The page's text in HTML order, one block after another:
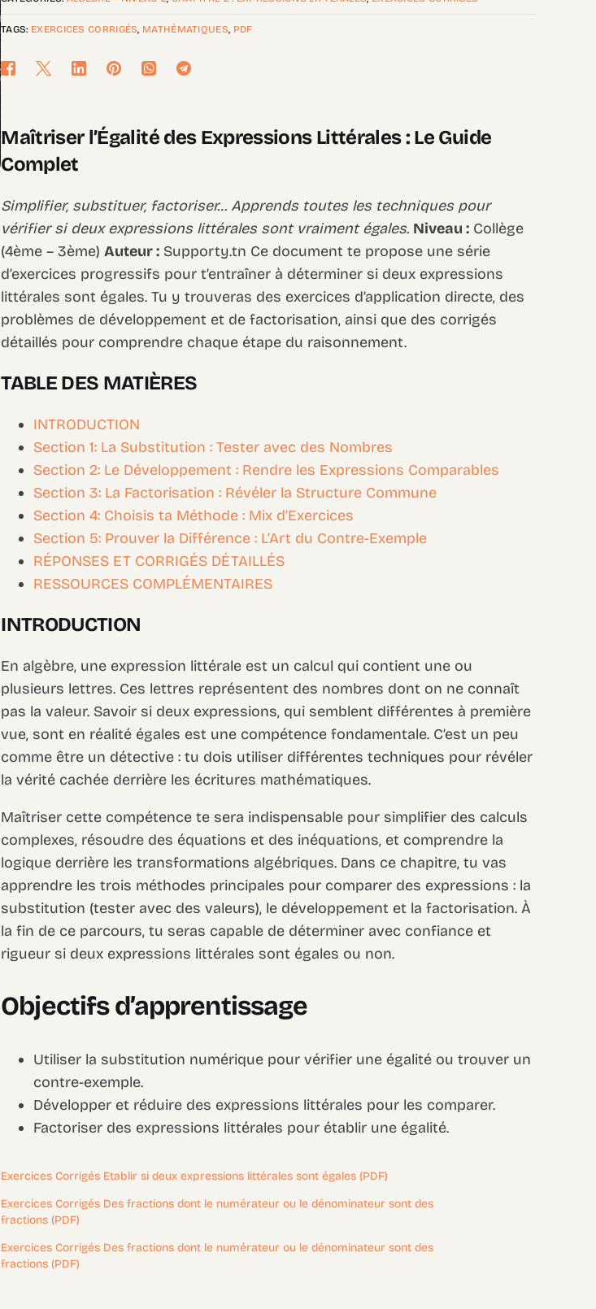
TAGS: EXERCICES CORRIGÉS MATHÉMATIQUES PDF
Maîtriser l’Égalité des Expressions Littérales : Le Guide
Complet
Simplifier, substituer, factoriser… Apprends toutes les techniques pour
vérifier si deux expressions littérales sont vraiment égales. Niveau : Collège
(4ème – 3ème)Auteur : Supporty.tn Ce document te propose une série
d’exercices progressifs pour t’entraîner à déterminer si deux expressions
littérales sont égales. Tu y trouveras des exercices d’application directe, des
problèmes de développement et de factorisation, ainsi que des corrigés
détaillés pour comprendre chaque étape du raisonnement.
TABLE DES MATIÈRES
INTRODUCTION
Section 1: La Substitution : Tester avec des Nombres
Section 2: Le Développement : Rendre les Expressions Comparables
Section 3: La Factorisation : Révéler la Structure Commune
Section 4: Choisis ta Méthode : Mix d’Exercices
Section 5: Prouver la Différence : L’Art du Contre-Exemple
RÉPONSES ET CORRIGÉS DÉTAILLÉS
RESSOURCES COMPLÉMENTAIRES
INTRODUCTION
En algèbre, une expression littérale est un calcul qui contient une ou
plusieurs lettres. Ces lettres représentent des nombres dont on ne connaît
pas la valeur. Savoir si deux expressions, qui semblent différentes à première
vue, sont en réalité égales est une compétence fondamentale. C’est un peu
comme être un détective : tu dois utiliser différentes techniques pour révéler
la vérité cachée derrière les écritures mathématiques.
Maîtriser cette compétence te sera indispensable pour simplifier des calculs
complexes, résoudre des équations et des inéquations, et comprendre la
logique derrière les transformations algébriques. Dans ce chapitre, tu vas
apprendre les trois méthodes principales pour comparer des expressions : la
substitution (tester avec des valeurs), le développement et la factorisation. À
la fin de ce parcours, tu seras capable de déterminer avec confiance et
rigueur si deux expressions littérales sont égales ou non.
Objectifs d’apprentissage
Utiliser la substitution numérique pour vérifier une égalité ou trouver un
contre-exemple.
Développer et réduire des expressions littérales pour les comparer.
Factoriser des expressions littérales pour établir une égalité.
Exercices Corrigés Etablir si deux expressions littérales sont égales (PDF)
Exercices Corrigés Des fractions dont le numérateur ou le dénominateur sont des
fractions (PDF)
Exercices Corrigés Des fractions dont le numérateur ou le dénominateur sont des
fractions (PDF)